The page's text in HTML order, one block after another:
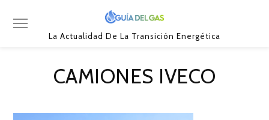
La Actualidad De La Transición Energética
CAMIONES IVECO